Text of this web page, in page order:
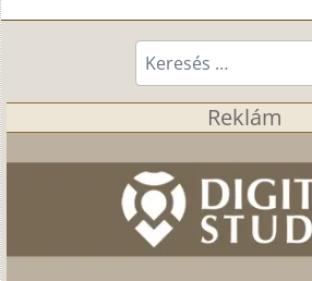
Keresés...
Reklám